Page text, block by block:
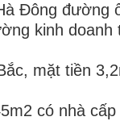
Đông đường
kinh doanh
mặt tiền
có nhà